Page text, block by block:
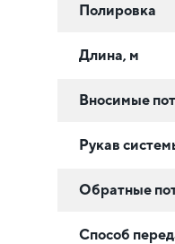
Полировка
Длина, м
Вносимые
Рукав
Обратные
Способ